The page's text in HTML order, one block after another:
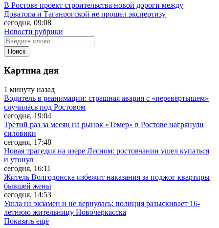
В Ростове проект строительства новой дороги между
Доватора и Таганрогской не прошел экспертизу
сегодня, 09:08
Новости рубрики
Картина дня
1 минуту назад
Водитель в реанимации: страшная авария с «перевёртышем»
случилась под Ростовом
сегодня, 19:04
Третий раз за месяц на рынок «Темер» в Ростове нагрянули
силовики
сегодня, 17:48
Новая трагедия на озере Лесном: ростовчанин ушел купаться
и утонул
сегодня, 16:11
Житель Волгодонска избежит наказания за поджог квартиры
бывшей жены
сегодня, 14:53
Ушла на экзамен и не вернулась: полиция разыскивает 16-
летнюю жительницу Новочеркасска
Показать ещё